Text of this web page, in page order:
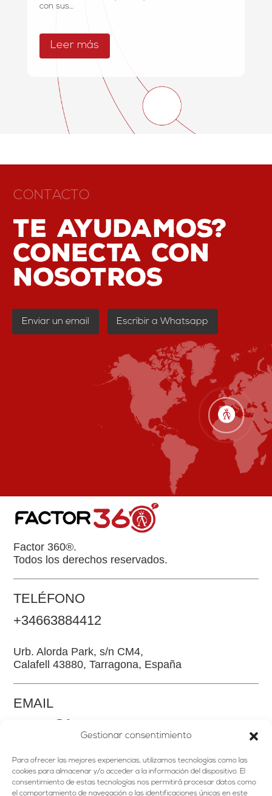
Gestionar consentimiento
Para ofrecer las mejores experiencias, utilizamos tecnologías como las
cookies para almacenar y/o acceder a la información del dispositivo. El
consentimiento de estas tecnologías nos permitirá procesar datos como
el comportamiento de navegación o las identificaciones únicas en este
con sus…
Leer más
CONTACTO
Te ayudamos?
conecta con
nosotros
Enviar un email Escribir a Whatsapp
TELÉFONO
+34663884412
Urb. Alorda Park, s/n CM4,
Calafell 43880, Tarragona, España
EMAIL
somos@factor360.es
Factor 360®.
Todos los derechos reservados.